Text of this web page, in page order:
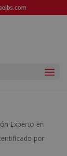
Experto en
por